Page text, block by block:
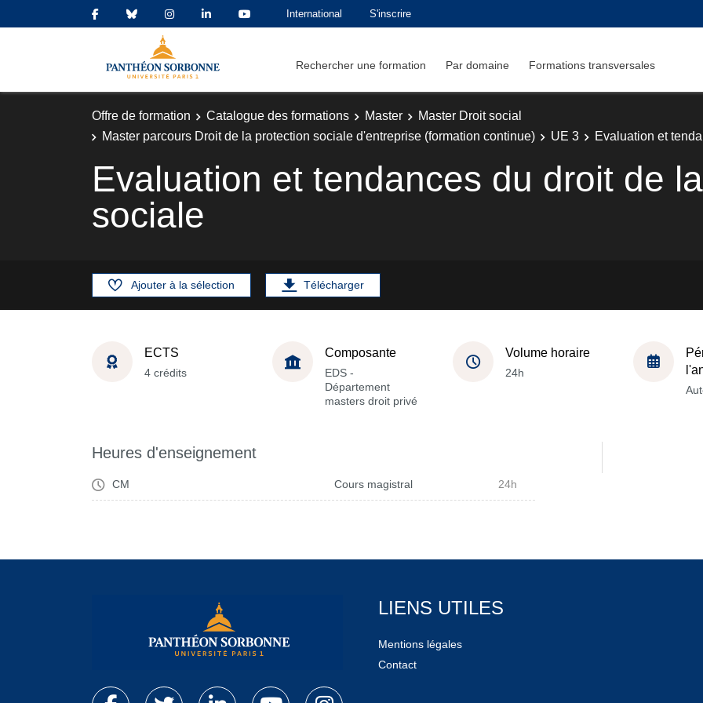
International S'inscrire
Rechercher une formation Par domaine Formations transversales
Offre de formation Catalogue des formations Master
Master Droit social
Master parcours Droit de la protection sociale d'entreprise (formation continue)
UE 3 Evaluation et
Evaluation et tendances du droit de
sociale
Ajouter à la sélection Télécharger
ECTS
4 crédits
Composante
EDS -
Département
masters droit privé
Volume horaire
24h
Heures d'enseignement
CM Cours magistral 24h
LIENS UTILES
Mentions légales
Contact